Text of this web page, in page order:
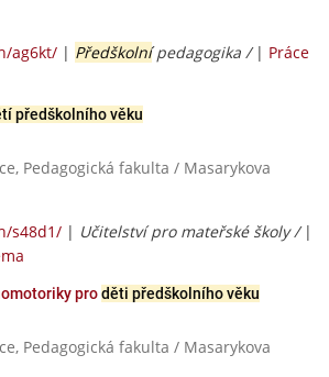
ag6kt/ | Předškolnípedagogika / | Práce
předškolního věku
Pedagogická fakulta / Masarykova
s48d1/ | Učitelství pro mateřské školy / |
proděti předškolního věku
Pedagogická fakulta / Masarykova